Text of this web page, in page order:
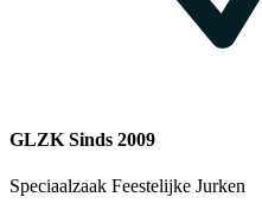
GLZK Sinds 2009
Speciaalzaak Feestelijke Jurken